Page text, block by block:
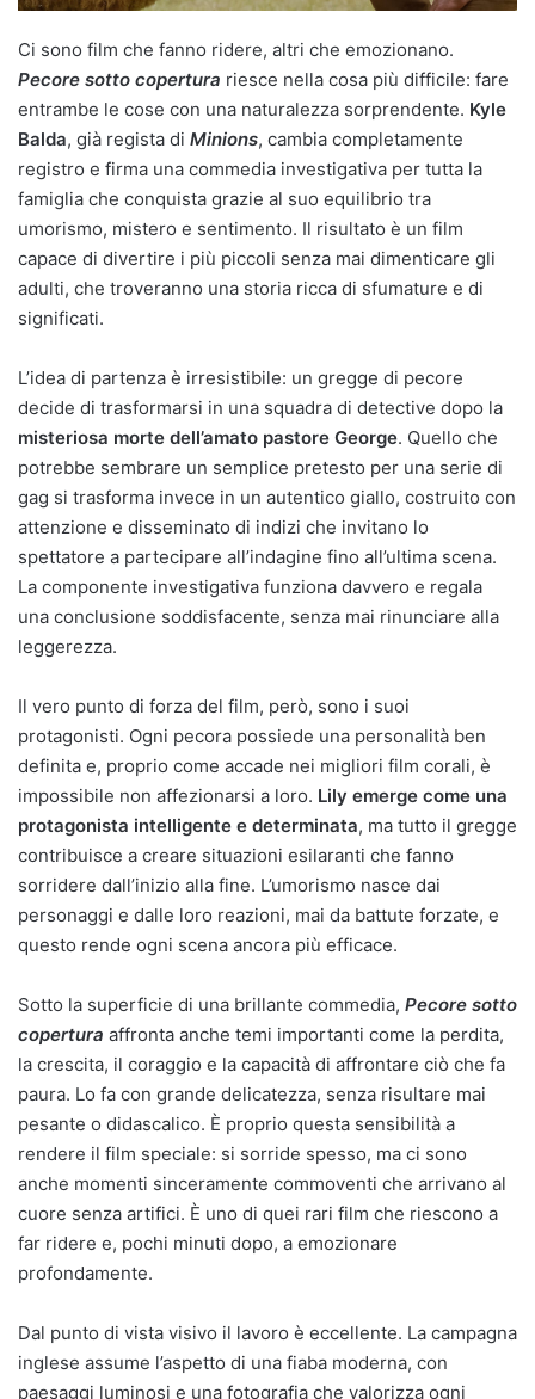
Ci sono film che fanno ridere, altri che emozionano.
Pecore sotto copertura riesce nella cosa più difficile: fare
entrambe le cose con una naturalezza sorprendente. Kyle
Balda, già regista di Minions, cambia completamente
registro e firma una commedia investigativa per tutta la
famiglia che conquista grazie al suo equilibrio tra
umorismo, mistero e sentimento. Il risultato è un film
capace di divertire i più piccoli senza mai dimenticare gli
adulti, che troveranno una storia ricca di sfumature e di
significati.
L’idea di partenza è irresistibile: un gregge di pecore
decide di trasformarsi in una squadra di detective dopo la
misteriosa morte dell’amato pastore George. Quello che
potrebbe sembrare un semplice pretesto per una serie di
gag si trasforma invece in un autentico giallo, costruito con
attenzione e disseminato di indizi che invitano lo
spettatore a partecipare all’indagine fino all’ultima scena.
La componente investigativa funziona davvero e regala
una conclusione soddisfacente, senza mai rinunciare alla
leggerezza.
Il vero punto di forza del film, però, sono i suoi
protagonisti. Ogni pecora possiede una personalità ben
definita e, proprio come accade nei migliori film corali, è
impossibile non affezionarsi a loro. Lily emerge come una
protagonista intelligente e determinata, ma tutto il gregge
contribuisce a creare situazioni esilaranti che fanno
sorridere dall’inizio alla fine. L’umorismo nasce dai
personaggi e dalle loro reazioni, mai da battute forzate, e
questo rende ogni scena ancora più efficace.
Sotto la superficie di una brillante commedia, Pecore sotto
copertura affronta anche temi importanti come la perdita,
la crescita, il coraggio e la capacità di affrontare ciò che fa
paura. Lo fa con grande delicatezza, senza risultare mai
pesante o didascalico. È proprio questa sensibilità a
rendere il film speciale: si sorride spesso, ma ci sono
anche momenti sinceramente commoventi che arrivano al
cuore senza artifici. È uno di quei rari film che riescono a
far ridere e, pochi minuti dopo, a emozionare
profondamente.
Dal punto di vista visivo il lavoro è eccellente. La campagna
inglese assume l’aspetto di una fiaba moderna, con
paesaggi luminosi e una fotografia che valorizza ogni